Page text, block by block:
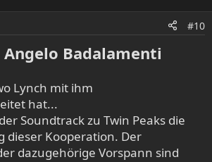
#10
Angelo Badalamenti
Lynch mit ihm
hat...
Soundtrack zu Twin Peaks die
dieser Kooperation. Der
dazugehörige Vorspann sind